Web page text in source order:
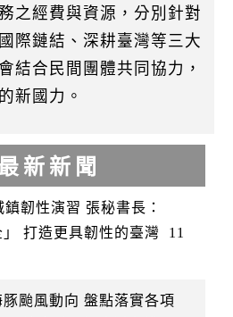
之經費與資源，分別針對
際鏈結、深耕臺灣等三大
結合民間團體共同協力，
新國力。
新新聞
韌性演習 張秘書長：
」 打造更具韌性的臺灣
11
颱風動向 盤點落實各項